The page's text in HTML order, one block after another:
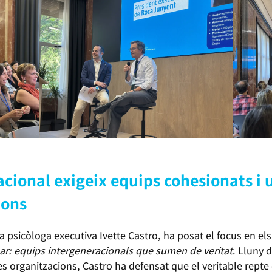
exigeix equips cohesionats i
psicòloga executiva Ivette Castro, ha posat el focus en
equips intergeneracionals que sumen de veritat. Lluny
organitzacions, Castro ha defensat que el veritable